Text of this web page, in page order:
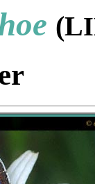
(L